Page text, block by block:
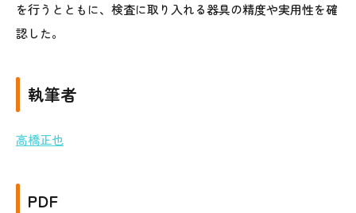
を行うとともに、検査に取り入れる器具の精度や実用性を確
認した。
執筆者
高橋正也
PDF